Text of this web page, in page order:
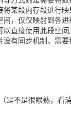
将某段内存段进行
间，仅仅映射到各
直接使用此段空间
有同步机制，需要
是不是很眼熟，看